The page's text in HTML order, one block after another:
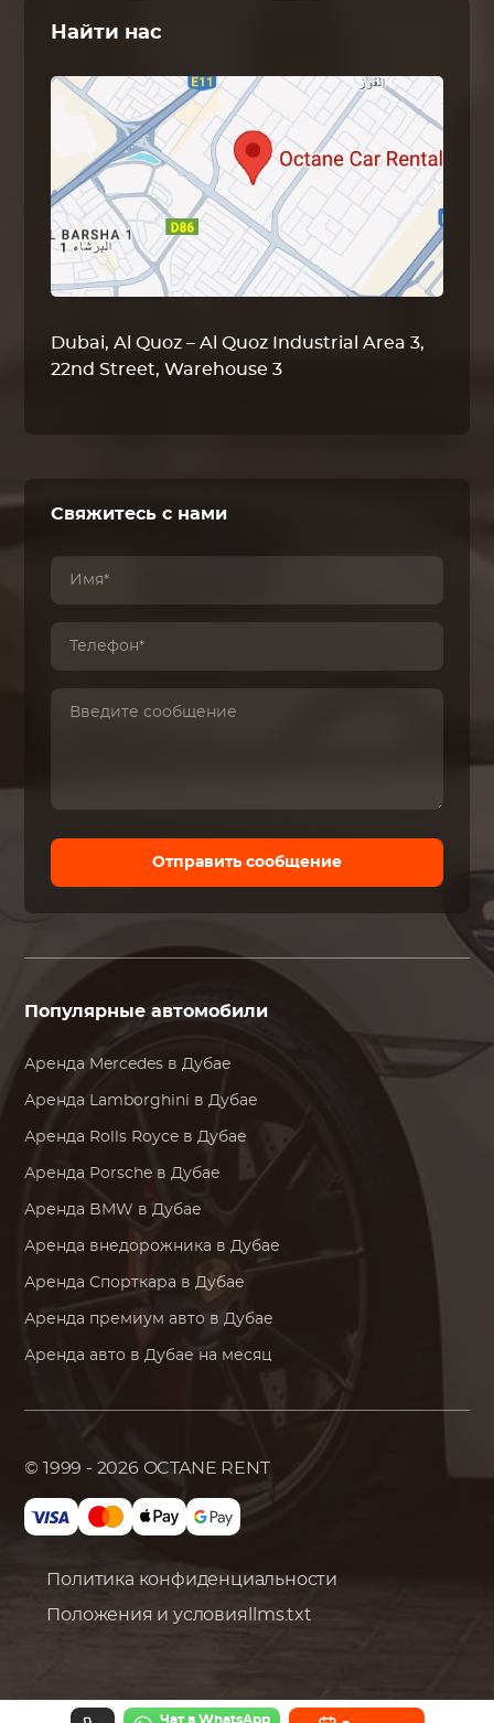
Чат в WhatsApp
Найти нас
Dubai, Al Quoz – Al Quoz Industrial Area 3,
22nd Street, Warehouse 3
Свяжитесь с нами
Отправить сообщение
Популярные автомобили
Аренда Mercedes в Дубае
Аренда Lamborghini в Дубае
Аренда Rolls Royce в Дубае
Аренда Porsche в Дубае
Аренда BMW в Дубае
Аренда внедорожника в Дубае
Аренда Спорткара в Дубае
Аренда премиум авто в Дубае
Аренда авто в Дубае на месяц
© 1999 - 2026 OCTANE RENT
Политика конфиденциальности
Положения и условия
llms.txt